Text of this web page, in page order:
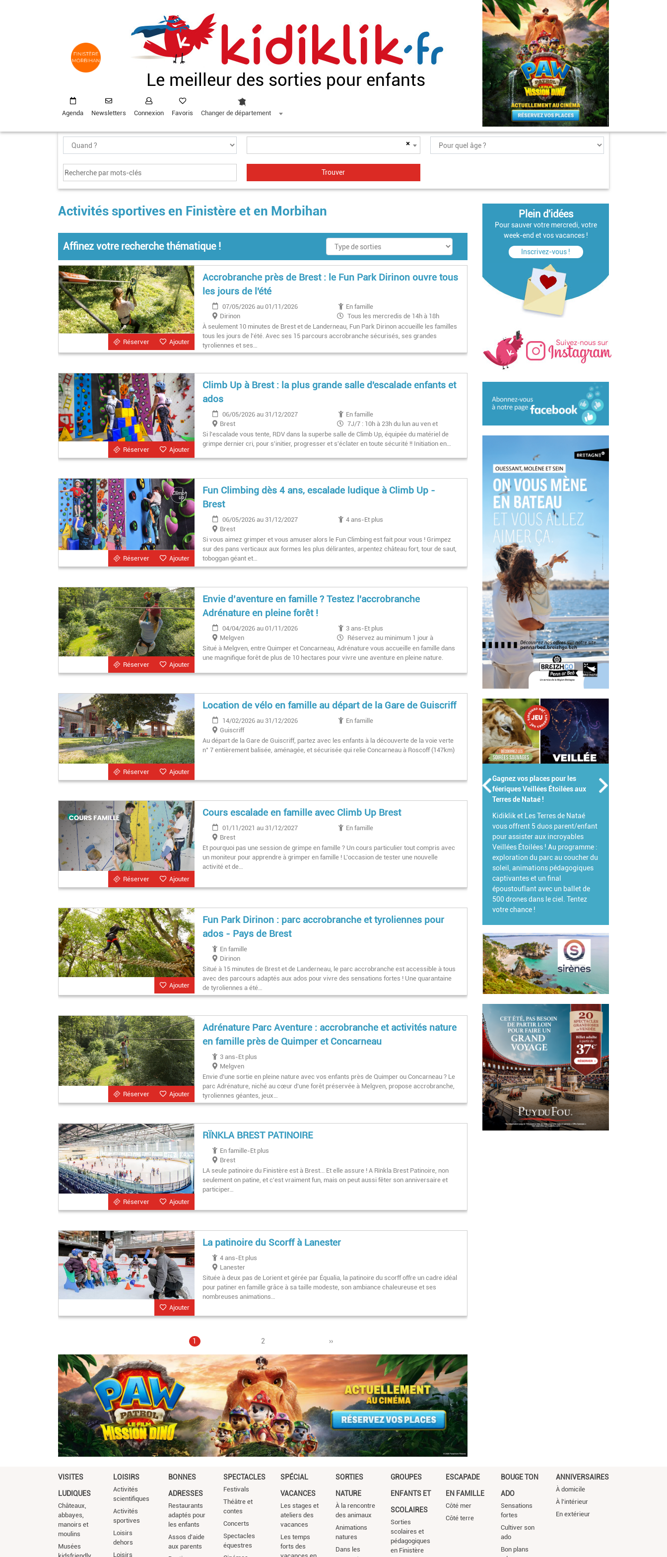
Le meilleur des sorties pour enfants
Agenda Newsletters Connexion Favoris Changer de département
×
Activités sportives en Finistère et en Morbihan
Affinez votre recherche thématique !
Ajouter
Réserver
Accrobranche près de Brest : le Fun Park Dirinon ouvre tous
les jours de l'été
07/05/2026 au 01/11/2026
En famille
Dirinon
Tous les mercredis de 14h à 18h
temps permettant.
Tous les weekend de 12h à 18h temps
À seulement 10 minutes de Brest et de Landerneau, Fun Park Dirinon accueille les familles
tous les jours de l'été. Avec ses 15 parcours accrobranche sécurisés, ses grandes
tyroliennes et ses…
Ajouter
Réserver
Climb Up à Brest : la plus grande salle d'escalade enfants et
ados
06/05/2026 au 31/12/2027
En famille
Brest
7J/7 : 10h à 23h du lun au ven et
10h à 20h WE
Si l'escalade vous tente, RDV dans la superbe salle de Climb Up, équipée du matériel de
grimpe dernier cri, pour s'initier, progresser et s'éclater en toute sécurité !! Initiation en…
Ajouter
Réserver
Fun Climbing dès 4 ans, escalade ludique à Climb Up -
Brest
06/05/2026 au 31/12/2027
4 ans-Et plus
Brest
Si vous aimez grimper et vous amuser alors le Fun Climbing est fait pour vous ! Grimpez
sur des pans verticaux aux formes les plus délirantes, arpentez château fort, tour de saut,
toboggan géant et…
Ajouter
Réserver
Envie d’aventure en famille ? Testez l'accrobranche
Adrénature en pleine forêt !
04/04/2026 au 01/11/2026
3 ans-Et plus
Melgven
Réservez au minimum 1 jour à
l'avance
Situé à Melgven, entre Quimper et Concarneau, Adrénature vous accueille en famille dans
une magnifique forêt de plus de 10 hectares pour vivre une aventure en pleine nature.
Ajouter
Réserver
Location de vélo en famille au départ de la Gare de Guiscriff
14/02/2026 au 31/12/2026
En famille
Guiscriff
Au départ de la Gare de Guiscriff, partez avec les enfants à la découverte de la voie verte
n° 7 entièrement balisée, aménagée, et sécurisée qui relie Concarneau à Roscoff (147km)
Ajouter
Réserver
Cours escalade en famille avec Climb Up Brest
01/11/2021 au 31/12/2027
En famille
Brest
Et pourquoi pas une session de grimpe en famille ? Un cours particulier tout compris avec
un moniteur pour apprendre à grimper en famille ! L'occasion de tester une nouvelle
activité et de…
Ajouter
Fun Park Dirinon : parc accrobranche et tyroliennes pour
ados - Pays de Brest
En famille
Dirinon
Situé à 15 minutes de Brest et de Landerneau, le parc accrobranche est accessible à tous
avec des parcours adaptés aux ados pour vivre des sensations fortes ! ​Une quarantaine
de tyroliennes a été…
Ajouter
Réserver
Adrénature Parc Aventure : accrobranche et activités nature
en famille près de Quimper et Concarneau
3 ans-Et plus
Melgven
Envie d’une sortie en pleine nature avec vos enfants près de Quimper ou Concarneau ? Le
parc Adrénature, niché au cœur d’une forêt préservée à Melgven, propose accrobranche,
tyroliennes géantes, jeux…
Ajouter
Réserver
RÏNKLA BREST PATINOIRE
En famille-Et plus
Brest
LA seule patinoire du Finistère est à Brest... Et elle assure ! A Rïnkla Brest Patinoire, non
seulement on patine, et c'est vraiment fun, mais on peut aussi fêter son anniversaire et
participer…
Ajouter
La patinoire du Scorff à Lanester
4 ans-Et plus
Lanester
Située à deux pas de Lorient et gérée par Équalia, la patinoire du scorff offre un cadre idéal
pour patiner en famille grâce à sa taille modeste, son ambiance chaleureuse et ses
nombreuses animations…
Pagination
Page
1 Page
2
Page
››
Plein d'idées
Pour sauver votre mercredi, votre
week-end et vos vacances !
Inscrivez-vous !
Gagnez votre Pass Famille pour le
Parc de Branféré !
Kidiklik s'associent pour vous
offrir votre Pass Famille !
L'occasion idéale de venir explorer
ce parc animalier et botanique
d'exception et de découvrir toutes
ses grandes nouveautés 2026.
VISITES
LUDIQUES
Châteaux,
abbayes,
manoirs et
moulins
Musées
LOISIRS
Activités
scientifiques
Activités
sportives
Loisirs
dehors
Loisirs
BONNES
ADRESSES
Restaurants
adaptés pour
les enfants
Assos d'aide
aux parents
SPECTACLES
Festivals
Théâtre et
contes
Concerts
Spectacles
équestres
SPÉCIAL
VACANCES
Les stages et
ateliers des
vacances
Les temps
forts des
SORTIES
NATURE
À la rencontre
des animaux
Animations
natures
Dans les
GROUPES
ENFANTS ET
SCOLAIRES
Sorties
scolaires et
pédagogiques
en Finistère
ESCAPADE
EN FAMILLE
Côté mer
Côté terre
BOUGE TON
ADO
Sensations
fortes
Cultiver son
ado
Bon plans
ANNIVERSAIRES
À domicile
À l'intérieur
En extérieur